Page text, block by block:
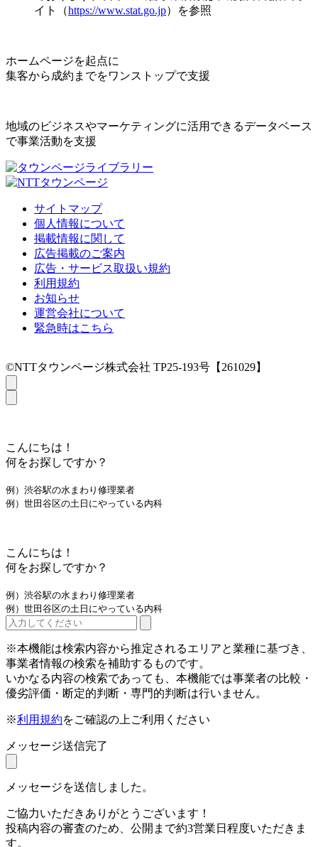
イト（https://www.stat.go.jp）を参照
ホームページを起点に
集客から成約までをワンストップで支援
地域のビジネスやマーケティングに活用できるデータベース
で事業活動を支援
サイトマップ
個人情報について
掲載情報に関して
広告掲載のご案内
広告・サービス取扱い規約
利用規約
お知らせ
運営会社について
緊急時はこちら
©NTTタウンページ株式会社 TP25-193号【261029】
こんにちは！
何をお探しですか？
例）渋谷駅の水まわり修理業者
例）世田谷区の土日にやっている内科
こんにちは！
何をお探しですか？
例）渋谷駅の水まわり修理業者
例）世田谷区の土日にやっている内科
※本機能は検索内容から推定されるエリアと業種に基づき、
事業者情報の検索を補助するものです。
いかなる内容の検索であっても、本機能では事業者の比較・
優劣評価・断定的判断・専門的判断は行いません。
※利用規約をご確認の上ご利用ください
メッセージ送信完了
メッセージを送信しました。
ご協力いただきありがとうございます！
投稿内容の審査のため、公開まで約3営業日程度いただきま
す。